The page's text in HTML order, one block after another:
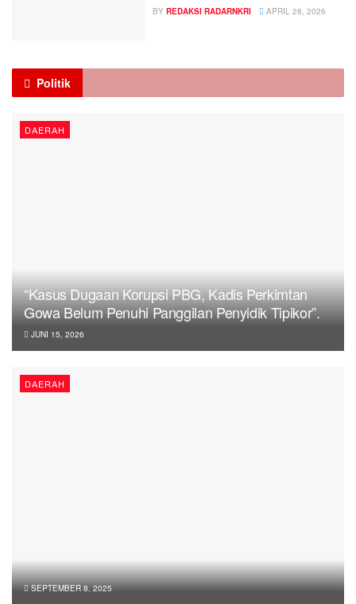
BY REDAKSI RADARNKRI APRIL 28, 2026
Politik
DAERAH
“Kasus Dugaan Korupsi PBG, Kadis Perkimtan
Gowa Belum Penuhi Panggilan Penyidik Tipikor”.
JUNI 15, 2026
DAERAH
SEPTEMBER 8, 2025